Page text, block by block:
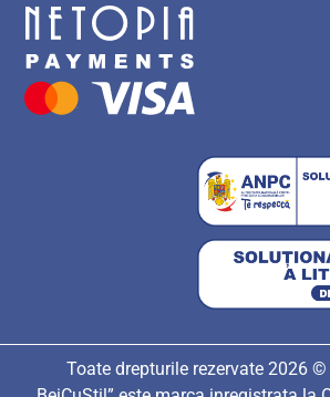
Toate drepturile rezervate 2026 ©